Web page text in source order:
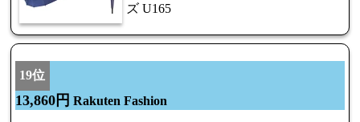
ズ U165
19位
13,860円 Rakuten Fashion